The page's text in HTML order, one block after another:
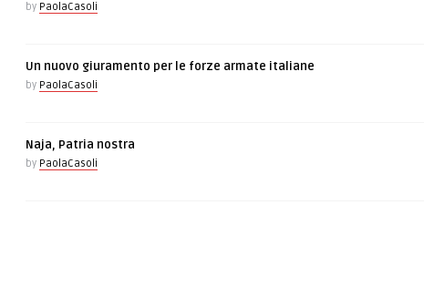
by PaolaCasoli
Un nuovo giuramento per le forze armate italiane
by PaolaCasoli
Naja, Patria nostra
by PaolaCasoli